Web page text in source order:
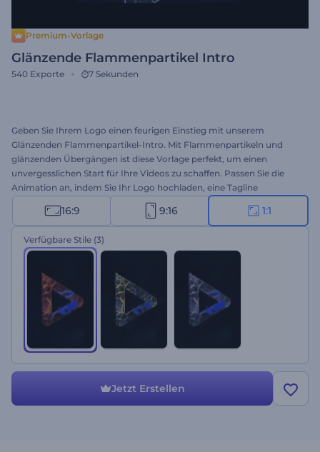
Premium-Vorlage
Glänzende Flammenpartikel Intro
540 Exporte 7 Sekunden
Geben Sie Ihrem Logo einen feurigen Einstieg mit unserem
Glänzenden Flammenpartikel-Intro. Mit Flammenpartikeln und
glänzenden Übergängen ist diese Vorlage perfekt, um einen
unvergesslichen Start für Ihre Videos zu schaffen. Passen Sie die
Animation an, indem Sie Ihr Logo hochladen, eine Tagline
hinzufügen und einen kraftvollen Soundtrack aus unserer
Musikbibliothek auswählen. Ganz gleich, ob Sie eine
energiegeladene Werbung, ein Intro für eine Dienstleistung oder
ein Unternehmen, einen Veranstaltungsauftakt oder etwas anderes
16:9 9:16 1:1
Verfügbare Stile (3)
Jetzt Erstellen